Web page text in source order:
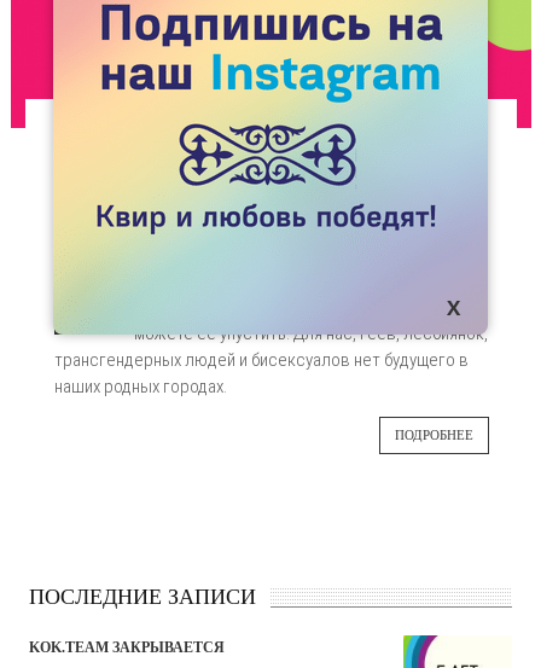
ШКОЛЬНЫЙ ВЫПУСКНОЙ КАК БИЛЕТ НА
СВОБОДУ
15
можете ее упустить. Для нас, геев, лесбиянок,
трансгендерных людей и бисексуалов нет будущего в
наших родных городах.
ПОДРОБНЕЕ
ПОСЛЕДНИЕ ЗАПИСИ
KOK.TEAM ЗАКРЫВАЕТСЯ